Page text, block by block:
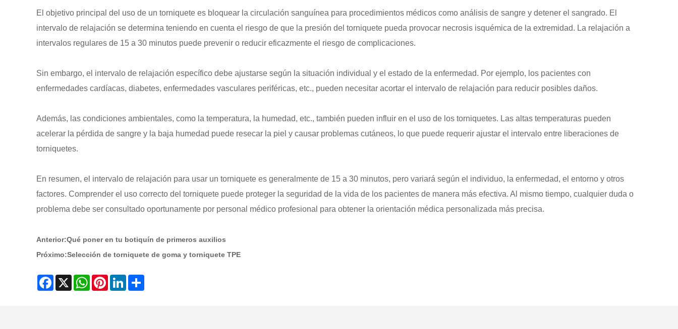
El objetivo principal del uso de un torniquete es bloquear la circulación sanguínea para procedimientos médicos como análisis de sangre y detener el sangrado. El
intervalo de relajación se determina teniendo en cuenta el riesgo de que la presión del torniquete pueda provocar necrosis isquémica de la extremidad. La relajación a
intervalos regulares de 15 a 30 minutos puede prevenir o reducir eficazmente el riesgo de complicaciones.
Sin embargo, el intervalo de relajación específico debe ajustarse según la situación individual y el estado de la enfermedad. Por ejemplo, los pacientes con
enfermedades cardíacas, diabetes, enfermedades vasculares periféricas, etc., pueden necesitar acortar el intervalo de relajación para reducir posibles daños.
Además, las condiciones ambientales, como la temperatura, la humedad, etc., también pueden influir en el uso de los torniquetes. Las altas temperaturas pueden
acelerar la pérdida de sangre y la baja humedad puede resecar la piel y causar problemas cutáneos, lo que puede requerir ajustar el intervalo entre liberaciones de
torniquetes.
En resumen, el intervalo de relajación para usar un torniquete es generalmente de 15 a 30 minutos, pero variará según el individuo, la enfermedad, el entorno y otros
factores. Comprender el uso correcto del torniquete puede proteger la seguridad de la vida de los pacientes de manera más efectiva. Al mismo tiempo, cualquier duda o
problema debe ser consultado oportunamente por personal médico profesional para obtener la orientación médica personalizada más precisa.
Anterior:Qué poner en tu botiquín de primeros auxilios
Próximo:Selección de torniquete de goma y torniquete TPE
Facebook
X WhatsAppPinterestLinkedIn